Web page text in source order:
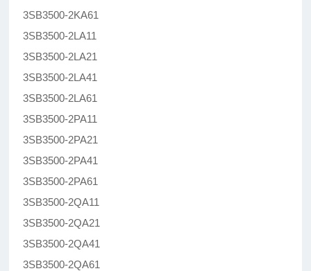
3SB3500-2KA61
3SB3500-2LA11
3SB3500-2LA21
3SB3500-2LA41
3SB3500-2LA61
3SB3500-2PA11
3SB3500-2PA21
3SB3500-2PA41
3SB3500-2PA61
3SB3500-2QA11
3SB3500-2QA21
3SB3500-2QA41
3SB3500-2QA61